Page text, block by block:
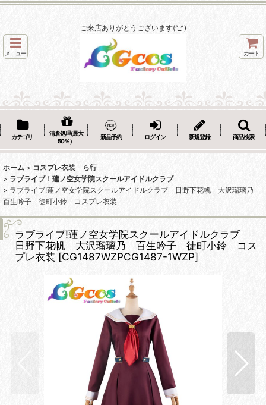
ご来店ありがとうございます(^_^)
メニュー カート
カテゴリ
清倉処理(最大
50％）
新品予約 ログイン 新規登録 商品検索
ホーム > コスプレ衣装 ら行
> ラブライブ！蓮ノ空女学院スクールアイドルクラブ
> ラブライブ!蓮ノ空女学院スクールアイドルクラブ 日野下花帆 大沢瑠璃乃
百生吟子 徒町小鈴 コスプレ衣装
ラブライブ!蓮ノ空女学院スクールアイドルクラブ
日野下花帆 大沢瑠璃乃 百生吟子 徒町小鈴 コス
プレ衣装 [CG1487WZPCG1487-1WZP]